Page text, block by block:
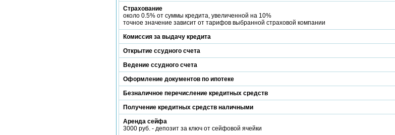
Страхование
около 0.5% от суммы кредита, увеличенной на 10%
точное значение зависит от тарифов выбранной страховой компании
Комиссия за выдачу кредита
Открытие ссудного счета
Ведение ссудного счета
Оформление документов по ипотеке
Безналичное перечисление кредитных средств
Получение кредитных средств наличными
Аренда сейфа
3000 руб. - депозит за ключ от сейфовой ячейки